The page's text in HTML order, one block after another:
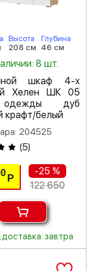
Высота
208 см
Глубина
46 см
8 шт.
шкаф 4-х
Хелен ШК 05
дуб
крафт/белый
204525
(5)
Р
-25 %
122 650
доставка: завтра